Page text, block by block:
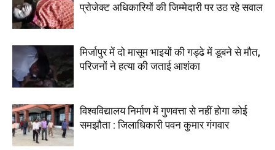
प्रोजेक्ट अधिकारियों की जिम्मेदारी पर उठ रहे सवाल
मिर्जापुर में दो मासूम भाइयों की गड्ढे में डूबने से मौत,
परिजनों ने हत्या की जताई आशंका
विश्वविद्यालय निर्माण में गुणवत्ता से नहीं होगा कोई
समझौता : जिलाधिकारी पवन कुमार गंगवार